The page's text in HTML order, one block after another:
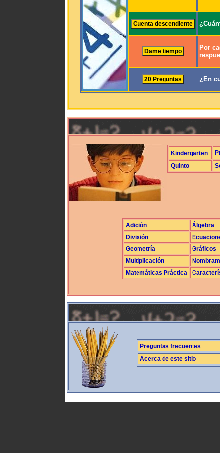
Por
¿En
Kindergarten
Quinto
Adición
Álgebra
División
Geometría
Gráficos
Multiplicación
Matemáticas Práctica
Preguntas frecuentes
Acerca de este sitio